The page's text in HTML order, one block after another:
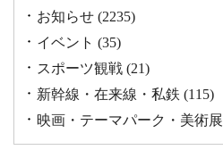
お知らせ (2235)
イベント (35)
スポーツ観戦 (21)
新幹線・在来線・私鉄 (115)
映画・テーマパーク・美術展